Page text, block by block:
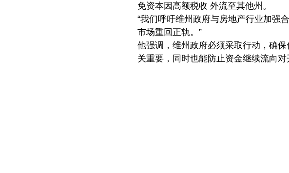
免资本因高额税收 外流至其他州。
“我们呼吁维州政府与房地产行业加强
市场重回正轨。”
他强调，维州政府必须采取行动，确
关重要，同时也能防止资金继续流向